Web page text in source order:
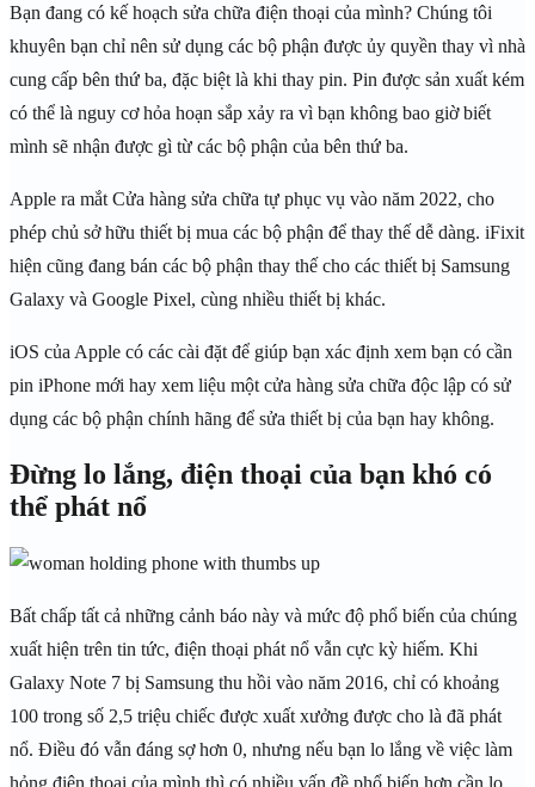
Bạn đang có kế hoạch sửa chữa điện thoại của mình? Chúng tôi
khuyên bạn chỉ nên sử dụng các bộ phận được ủy quyền thay vì nhà
cung cấp bên thứ ba, đặc biệt là khi thay pin. Pin được sản xuất kém
có thể là nguy cơ hỏa hoạn sắp xảy ra vì bạn không bao giờ biết
mình sẽ nhận được gì từ các bộ phận của bên thứ ba.
Apple ra mắt Cửa hàng sửa chữa tự phục vụ vào năm 2022, cho
phép chủ sở hữu thiết bị mua các bộ phận để thay thế dễ dàng. iFixit
hiện cũng đang bán các bộ phận thay thế cho các thiết bị Samsung
Galaxy và Google Pixel, cùng nhiều thiết bị khác.
iOS của Apple có các cài đặt để giúp bạn xác định xem bạn có cần
pin iPhone mới hay xem liệu một cửa hàng sửa chữa độc lập có sử
dụng các bộ phận chính hãng để sửa thiết bị của bạn hay không.
Đừng lo lắng, điện thoại của bạn khó có
thể phát nổ
Bất chấp tất cả những cảnh báo này và mức độ phổ biến của chúng
xuất hiện trên tin tức, điện thoại phát nổ vẫn cực kỳ hiếm. Khi
Galaxy Note 7 bị Samsung thu hồi vào năm 2016, chỉ có khoảng
100 trong số 2,5 triệu chiếc được xuất xưởng được cho là đã phát
nổ. Điều đó vẫn đáng sợ hơn 0, nhưng nếu bạn lo lắng về việc làm